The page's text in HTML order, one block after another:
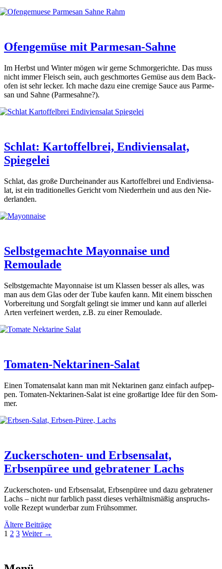
Ofengemüse mit Parmesan-Sahne
Im Herbst und Win­ter mögen wir ger­ne Schmor­ge­rich­te. Das muss
nicht immer Fleisch sein, auch geschmor­tes Gemü­se aus dem Back­
ofen ist sehr lecker. Ich mache dazu eine cre­mi­ge Sau­ce aus Par­me­
san und Sah­ne (Par­me­sah­ne?).
Schlat: Kartoffelbrei, Endiviensalat,
Spiegelei
Schlat, das gro­ße Durch­ein­an­der aus Kar­tof­fel­brei und Endi­vi­en­sa­
lat, ist ein tra­di­tio­nel­les Gericht vom Nie­der­rhein und aus den Nie­
der­lan­den.
Selbstgemachte Mayonnaise und
Remoulade
Selbst­ge­mach­te Mayon­nai­se ist um Klas­sen bes­ser als alles, was
man aus dem Glas oder der Tube kau­fen kann. Mit einem biss­chen
Vor­be­rei­tung und Sorg­falt gelingt sie immer und kann auf aller­lei
Arten ver­fei­nert wer­den, z.B. zu einer Remou­la­de.
Tomaten-Nektarinen-Salat
Einen Toma­ten­sa­lat kann man mit Nek­ta­ri­nen ganz ein­fach auf­pep­
pen. Toma­ten-Nek­ta­ri­nen-Salat ist eine groß­ar­ti­ge Idee für den Som­
mer.
Zuckerschoten- und Erbsensalat,
Erbsenpüree und gebratener Lachs
Zucker­scho­ten- und Erb­sen­sa­lat, Erb­sen­pü­ree und dazu gebra­te­ner
Lachs – nicht nur farb­lich passt die­ses ver­hält­nis­mä­ßig anspruchs­
vol­le Rezept wun­der­bar zum Früh­som­mer.
Ältere Beiträge
Seite
1 Seite
2 Seite
3 Weiter →